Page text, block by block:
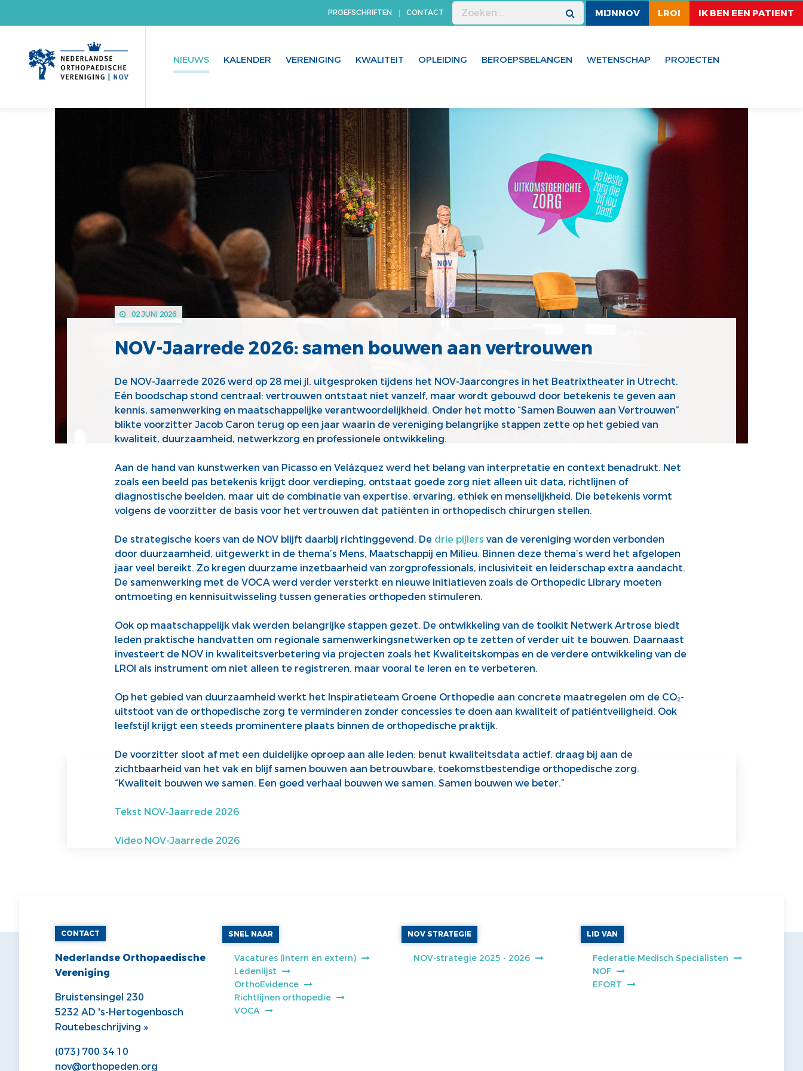
PROEFSCHRIFTEN CONTACT MIJNNOV LROI IK BEN EEN PATIENT
NIEUWS KALENDER VERENIGING KWALITEIT OPLEIDING BEROEPSBELANGEN WETENSCHAP PROJECTEN
02 JUNI 2026
NOV-Jaarrede 2026: samen bouwen aan vertrouwen
De NOV-Jaarrede 2026 werd op 28 mei jl. uitgesproken tijdens het NOV-Jaarcongres in het Beatrixtheater in Utrecht.
Eén boodschap stond centraal: vertrouwen ontstaat niet vanzelf, maar wordt gebouwd door betekenis te geven aan
kennis, samenwerking en maatschappelijke verantwoordelijkheid. Onder het motto “Samen Bouwen aan Vertrouwen”
blikte voorzitter Jacob Caron terug op een jaar waarin de vereniging belangrijke stappen zette op het gebied van
kwaliteit, duurzaamheid, netwerkzorg en professionele ontwikkeling.
Aan de hand van kunstwerken van Picasso en Velázquez werd het belang van interpretatie en context benadrukt. Net
zoals een beeld pas betekenis krijgt door verdieping, ontstaat goede zorg niet alleen uit data, richtlijnen of
diagnostische beelden, maar uit de combinatie van expertise, ervaring, ethiek en menselijkheid. Die betekenis vormt
volgens de voorzitter de basis voor het vertrouwen dat patiënten in orthopedisch chirurgen stellen.
De strategische koers van de NOV blijft daarbij richtinggevend. De drie pijlers van de vereniging worden verbonden
door duurzaamheid, uitgewerkt in de thema’s Mens, Maatschappij en Milieu. Binnen deze thema’s werd het afgelopen
jaar veel bereikt. Zo kregen duurzame inzetbaarheid van zorgprofessionals, inclusiviteit en leiderschap extra aandacht.
De samenwerking met de VOCA werd verder versterkt en nieuwe initiatieven zoals de Orthopedic Library moeten
ontmoeting en kennisuitwisseling tussen generaties orthopeden stimuleren.
Ook op maatschappelijk vlak werden belangrijke stappen gezet. De ontwikkeling van de toolkit Netwerk Artrose biedt
leden praktische handvatten om regionale samenwerkingsnetwerken op te zetten of verder uit te bouwen. Daarnaast
investeert de NOV in kwaliteitsverbetering via projecten zoals het Kwaliteitskompas en de verdere ontwikkeling van de
LROI als instrument om niet alleen te registreren, maar vooral te leren en te verbeteren.
Op het gebied van duurzaamheid werkt het Inspiratieteam Groene Orthopedie aan concrete maatregelen om de CO₂-
uitstoot van de orthopedische zorg te verminderen zonder concessies te doen aan kwaliteit of patiëntveiligheid. Ook
leefstijl krijgt een steeds prominentere plaats binnen de orthopedische praktijk.
De voorzitter sloot af met een duidelijke oproep aan alle leden: benut kwaliteitsdata actief, draag bij aan de
zichtbaarheid van het vak en blijf samen bouwen aan betrouwbare, toekomstbestendige orthopedische zorg.
“Kwaliteit bouwen we samen. Een goed verhaal bouwen we samen. Samen bouwen we beter.”
Tekst NOV-Jaarrede 2026
Video NOV-Jaarrede 2026
CONTACT
Nederlandse Orthopaedische
Vereniging
Bruistensingel 230
5232 AD 's-Hertogenbosch
Routebeschrijving »
(073) 700 34 10
nov@orthopeden.org
SNEL NAAR
Vacatures (intern en extern)
Ledenlijst
OrthoEvidence
Richtlijnen orthopedie
VOCA
NOV STRATEGIE
NOV-strategie 2025 - 2026
LID VAN
Federatie Medisch Specialisten
NOF
EFORT